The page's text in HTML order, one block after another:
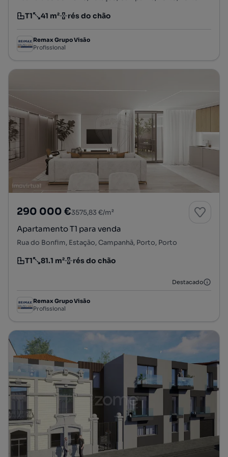
Tipologia
T1
Preço por metro quadrado
41 m²
Andar rés do chão
Remax Grupo Visão
Profissional
290 000 €3575,83 €/m²
Apartamento T1 para venda
Rua do Bonfim, Estação, Campanhã, Porto, Porto
Tipologia
T1
Preço por metro quadrado
81.1 m²
Andar rés do chão
Destacado
Remax Grupo Visão
Profissional